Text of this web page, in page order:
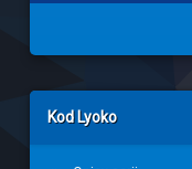
Left Sidebar
Kod Lyoko